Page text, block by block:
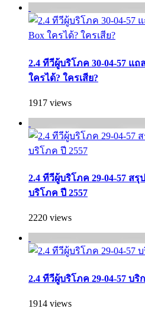
2.4 ทีวีผู้บริโภค 30-04-57 แ
ใครได้? ใครเสีย?
1917 views
2.4 ทีวีผู้บริโภค 29-04-57 ส
บริโภค ปี 2557
2220 views
2.4 ทีวีผู้บริโภค 29-04-57 บ
1914 views